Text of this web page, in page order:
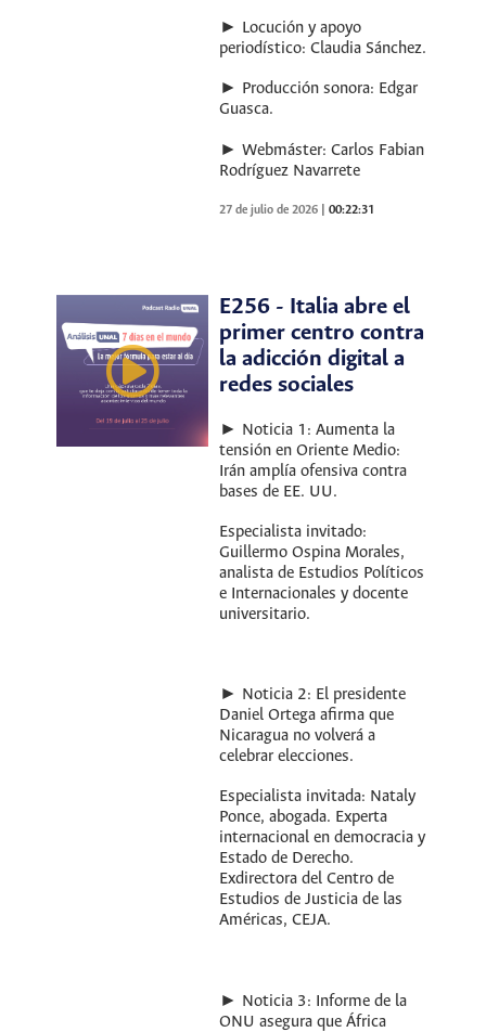
► Locución y apoyo
periodístico: Claudia Sánchez.
► Producción sonora: Edgar
Guasca.
► Webmáster: Carlos Fabian
Rodríguez Navarrete
27 de julio de 2026 |00:22:31
E256 - Italia abre el
primer centro contra
la adicción digital a
redes sociales
► Noticia 1: Aumenta la
tensión en Oriente Medio:
Irán amplía ofensiva contra
bases de EE. UU.
Especialista invitado:
Guillermo Ospina Morales,
analista de Estudios Políticos
e Internacionales y docente
universitario.
► Noticia 2: El presidente
Daniel Ortega afirma que
Nicaragua no volverá a
celebrar elecciones.
Especialista invitada: Nataly
Ponce, abogada. Experta
internacional en democracia y
Estado de Derecho.
Exdirectora del Centro de
Estudios de Justicia de las
Américas, CEJA.
► Noticia 3: Informe de la
ONU asegura que África